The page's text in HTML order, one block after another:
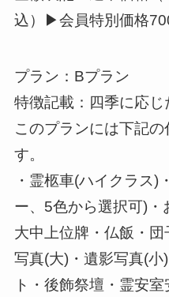
込）▶会員特別価格
プラン：Bプラン
特徴記載：四季に応じ
このプランには下記
す。
・霊柩車(ハイクラス)
ー、5色から選択可)・
大中上位牌・仏飯・
写真(大)・遺影写真(小
ト・後飾祭壇・霊安